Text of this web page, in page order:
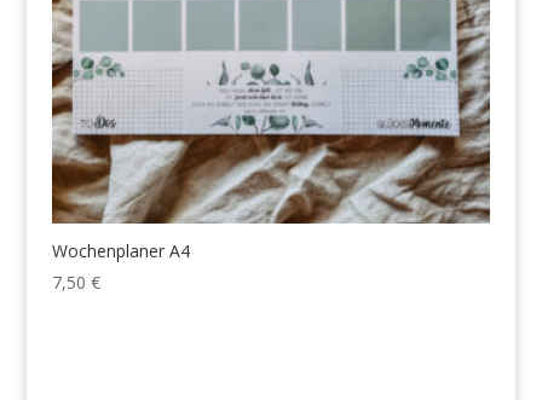
Wochenplaner A4
7,50 €